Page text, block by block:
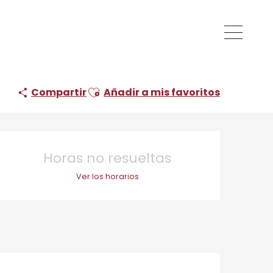
CompartirAjouter aux favoris
Añadir a mis favoritos
Horas no resueltas
Ver los horarios